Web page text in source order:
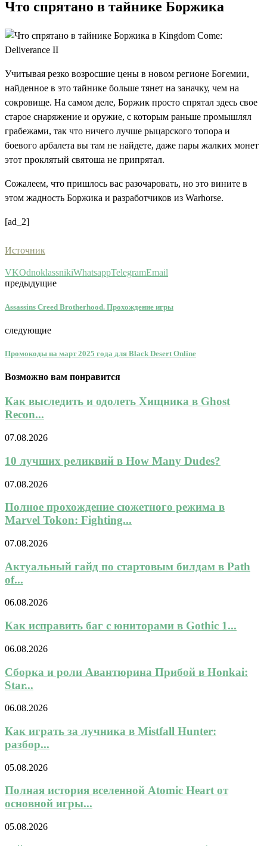
Что спрятано в тайнике Боржика
Учитывая резко возросшие цены в новом регионе Богемии,
найденное в это тайнике больше тянет на заначку, чем на
сокровище. На самом деле, Боржик просто спрятал здесь свое
старое снаряжение и оружие, с которым раньше промышлял
грабежами, так что ничего лучше рыцарского топора и
боевого арбалета вы там не найдете, даже пары жалких монет
этот проклятый святоша не припрятал.
Сожалеем, что пришлось вас разочаровать, но это вините в
этом жадность Боржика и разработчиков из Warhorse.
[ad_2]
Источник
VKOdnoklassnikiWhatsappTelegramEmail
предыдущие
Assassins Creed Brotherhood. Прохождение игры
следующие
Промокоды на март 2025 года для Black Desert Online
Возможно вам понравится
Как выследить и одолеть Хищника в Ghost
Recon...
07.08.2026
10 лучших реликвий в How Many Dudes?
07.08.2026
Полное прохождение сюжетного режима в
Marvel Tokon: Fighting...
07.08.2026
Актуальный гайд по стартовым билдам в Path
of...
06.08.2026
Как исправить баг с юниторами в Gothic 1...
06.08.2026
Сборка и роли Авантюрина Прибой в Honkai:
Star...
06.08.2026
Как играть за лучника в Mistfall Hunter:
разбор...
05.08.2026
Полная история вселенной Atomic Heart от
основной игры...
05.08.2026